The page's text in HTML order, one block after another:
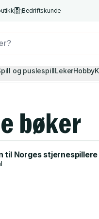
Bedriftskunde
og puslespillLekerHobby
bøker
til Norges stjernespillere